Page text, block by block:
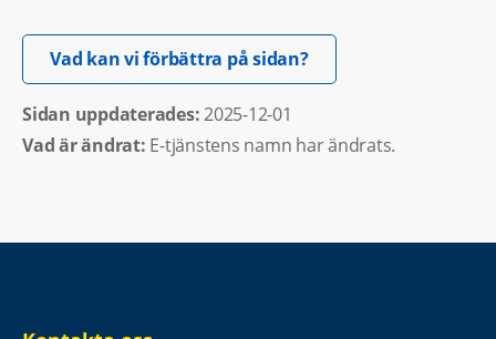
Vad kan vi förbättra på sidan?Öppnas i nytt fönster.
Sidan uppdaterades: 2025-12-01
Vad är ändrat: E-tjänstens namn har ändrats.